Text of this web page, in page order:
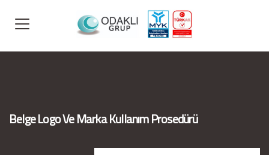
Belge Logo Ve Marka Kullanım Prosedürü